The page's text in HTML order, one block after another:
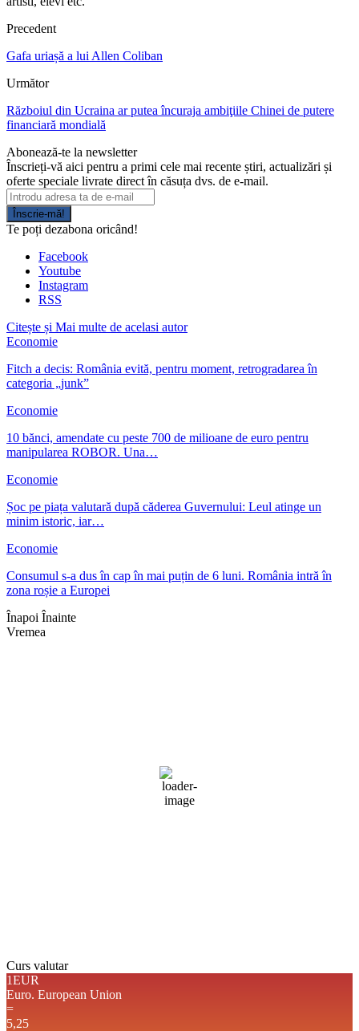
Precedent
Gafa uriașă a lui Allen Coliban
Următor
Războiul din Ucraina ar putea încuraja ambiţiile Chinei de putere
financiară mondială
Abonează-te la newsletter
Înscrieți-vă aici pentru a primi cele mai recente știri, actualizări și
oferte speciale livrate direct în căsuța dvs. de e-mail.
Înscrie-mă!
Te poți dezabona oricând!
Facebook
Youtube
Instagram
RSS
Citește și Mai multe de acelasi autor
Economie
Fitch a decis: România evită, pentru moment, retrogradarea în
categoria „junk”
Economie
10 bănci, amendate cu peste 700 de milioane de euro pentru
manipularea ROBOR. Una…
Economie
Șoc pe piața valutară după căderea Guvernului: Leul atinge un
minim istoric, iar…
Economie
Consumul s-a dus în cap în mai puțin de 6 luni. România intră în
zona roșie a Europei
Înapoi Înainte
Vremea
49 %
1011 mb
8 mph
Rafală vânturi:
Curs valutar
1EUR
Euro. European Union
=
5,25